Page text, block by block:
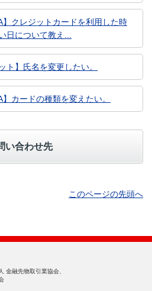
】クレジットカードを利用した時
日について教え...
ト】氏名を変更したい。
】カードの種類を変えたい。
い合わせ先
このページの先頭へ
金融先物取引業協会、